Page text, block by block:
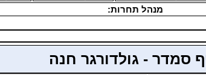
מנהל תחרות:
סמדר - גולדורגר חנה